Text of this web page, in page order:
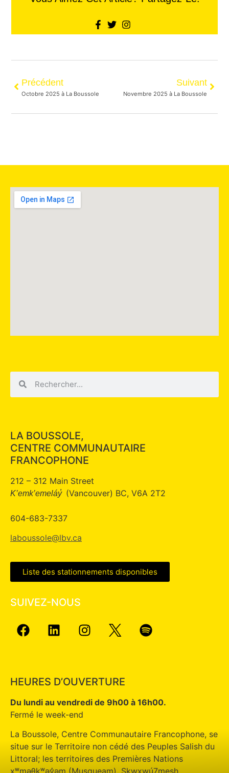
Précédent
Octobre 2025 à La Boussole
Suivant
Novembre 2025 à La Boussole
LA BOUSSOLE,
CENTRE COMMUNAUTAIRE
FRANCOPHONE
212 – 312 Main Street
K’emk’emeláy̓ (Vancouver) BC, V6A 2T2
604-683-7337
laboussole@lbv.ca
Liste des stationnements disponibles
SUIVEZ-NOUS
HEURES D’OUVERTURE
Du lundi au vendredi de 9h00 à 16h00.
Fermé le week-end
La Boussole, Centre Communautaire Francophone, se
situe sur le Territoire non cédé des Peuples Salish du
Littoral; les territoires des Premières Nations